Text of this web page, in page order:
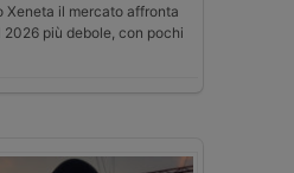
Xeneta il mercato affronta
più debole, con pochi